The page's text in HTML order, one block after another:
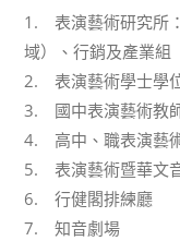
1. 表演藝術研究所
域）、行銷及產業組
2. 表演藝術學士學
3. 國中表演藝術教
4. 高中、職表演藝
5. 表演藝術暨華文
6. 行健閣排練廳
7. 知音劇場